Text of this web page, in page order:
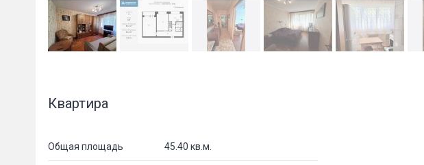
Квартира
Общая площадь 45.40 кв.м.